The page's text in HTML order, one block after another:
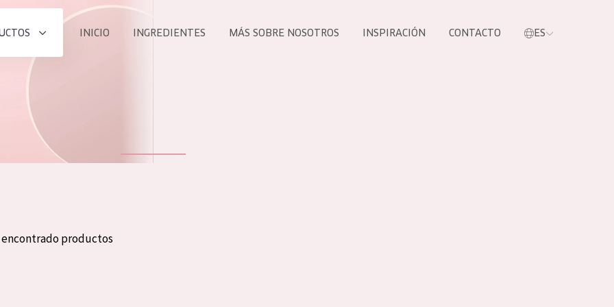
INICIO INGREDIENTES MÁS SOBRE NOSOTROS INSPIRACIÓN CONTACTO ES
encontrado productos